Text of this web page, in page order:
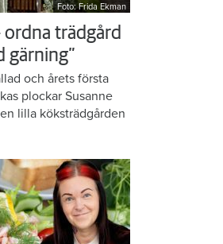
Foto: Frida Ekman
ordna trädgård
gärning”
och årets första
plockar Susanne
lilla köksträdgården